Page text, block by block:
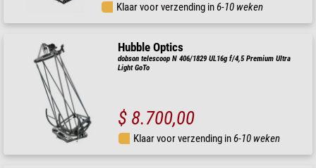
Klaar voor verzending in6-10 weken
Hubble Optics
dobson telescoop N 406/1829 UL16g f/4,5 Premium Ultra
Light GoTo
$ 8.700,00
Klaar voor verzending in6-10 weken